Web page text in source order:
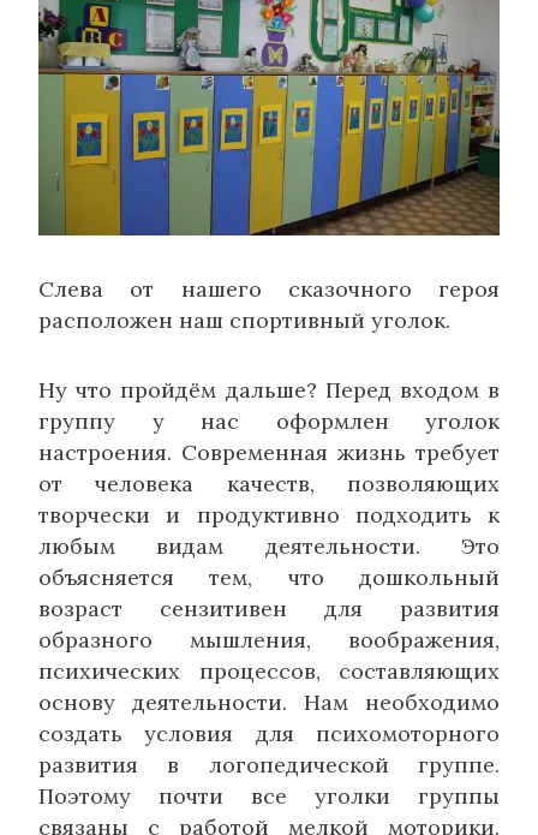
Слева от нашего сказочного героя
расположен наш спортивный уголок.
Ну что пройдём дальше? Перед входом в
группу у нас оформлен уголок
настроения. Современная жизнь требует
от человека качеств, позволяющих
творчески и продуктивно подходить к
любым видам деятельности. Это
объясняется тем, что дошкольный
возраст сензитивен для развития
образного мышления, воображения,
психических процессов, составляющих
основу деятельности. Нам необходимо
создать условия для психомоторного
развития в логопедической группе.
Поэтому почти все уголки группы
связаны с работой мелкой моторики.